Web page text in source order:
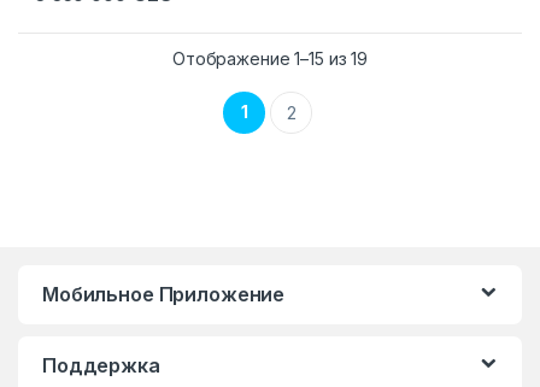
Отображение 1–15 из 19
1 2
Мобильное Приложение
Поддержка